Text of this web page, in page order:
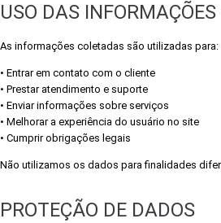
USO DAS INFORMAÇÕES
As informações coletadas são utilizadas para:
• Entrar em contato com o cliente
• Prestar atendimento e suporte
• Enviar informações sobre serviços
• Melhorar a experiência do usuário no site
• Cumprir obrigações legais
Não utilizamos os dados para finalidades
PROTEÇÃO DE DADOS